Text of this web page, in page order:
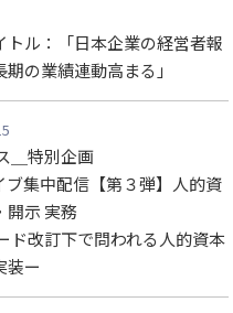
トル：「日本企業の経営者報
の業績連動高まる」
＿特別企画
ブ集中配信【第３弾】人的資
開示 実務
ド改訂下で問われる人的資本
装ー